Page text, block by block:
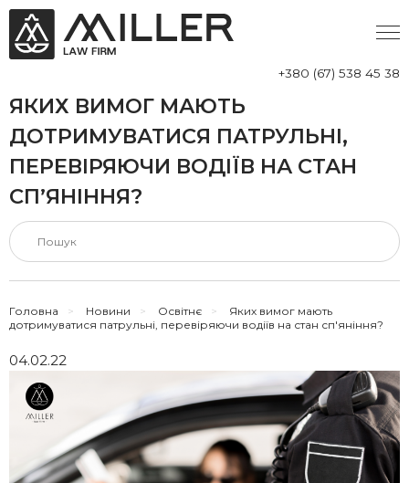
+380 (67) 538 45 38
ЯКИХ ВИМОГ МАЮТЬ
ДОТРИМУВАТИСЯ ПАТРУЛЬНІ,
ПЕРЕВІРЯЮЧИ ВОДІЇВ НА СТАН
СП’ЯНІННЯ?
Головна > Новини > Освітнє >
Яких вимог мають
дотримуватися патрульні, перевіряючи водіїв на стан сп'яніння?
04.02.22